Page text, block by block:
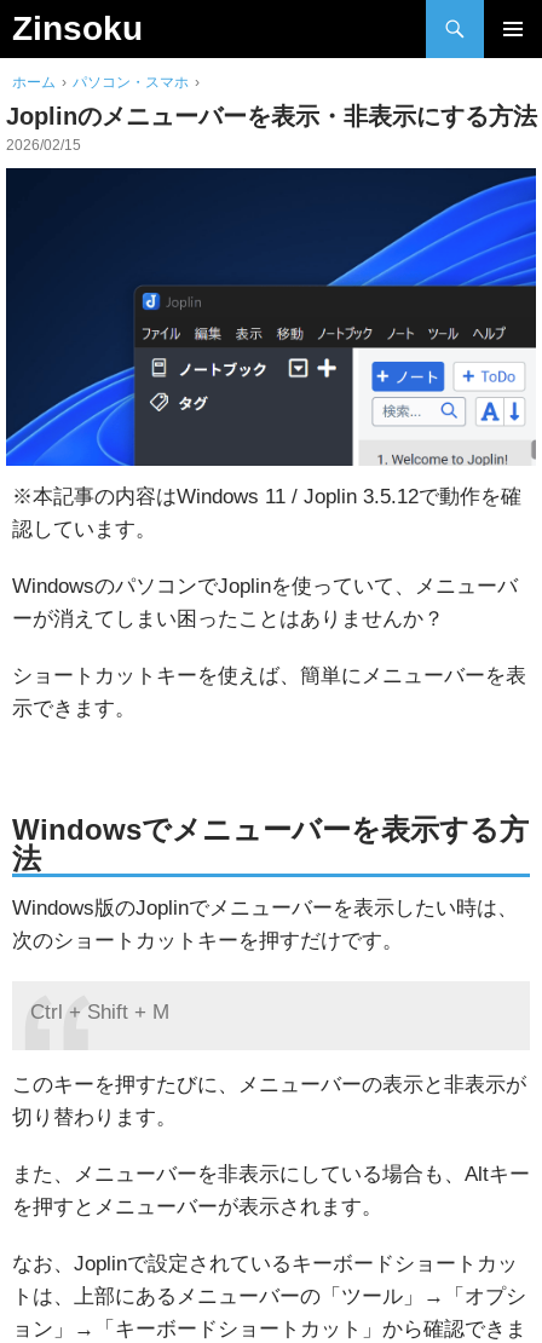
Zinsoku
検
索
to
content
ホーム › パソコン・スマホ ›
Joplinのメニューバーを表示・非表示にする方法
2026/02/15
※本記事の内容はWindows 11 / Joplin 3.5.12で動作を確
認しています。
WindowsのパソコンでJoplinを使っていて、メニューバ
ーが消えてしまい困ったことはありませんか？
ショートカットキーを使えば、簡単にメニューバーを表
示できます。
Windowsでメニューバーを表示する方
法
Windows版のJoplinでメニューバーを表示したい時は、
次のショートカットキーを押すだけです。
Ctrl + Shift + M
このキーを押すたびに、メニューバーの表示と非表示が
切り替わります。
また、メニューバーを非表示にしている場合も、Altキー
を押すとメニューバーが表示されます。
なお、Joplinで設定されているキーボードショートカッ
トは、上部にあるメニューバーの「ツール」→「オプシ
ョン」→「キーボードショートカット」から確認できま